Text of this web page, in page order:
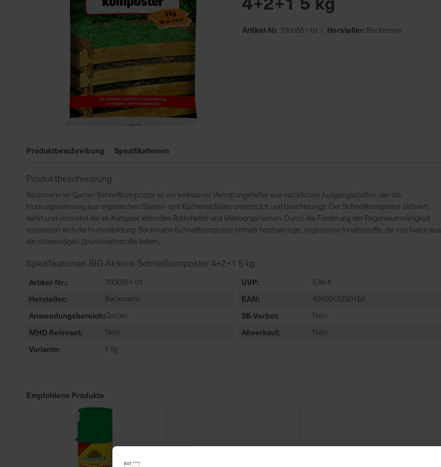
der
springen
Artikel-Nr. 7000551-01 Hersteller: Beckmann
Produktbeschreibung Spezifikationen
Produktbeschreibung
Beckmann im Garten Schnellkomposter ist ein wirksamer Verrottungshelfer aus natürlichen Ausgangsstoffen, der die
Humusgewinnung aus organischen Garten- und Küchenabfällen unterstützt und beschleunigt. Der Schnellkomposter aktiviert,
nährt und vermehrt die im Kompost lebenden Rottehelfer und Mikroorganismen. Durch die Förderung der Regenwurmtätigkeit
verbessert sich die Humusbildung. Beckmann Schnellkomposter enthält hochwertige , organische Inhaltsstoffe, die von Natur aus
die notwendigen Spurennährstoffe liefern.
Spezifikationen BIG Aktions Schnellkomposter 4+2+1 5 kg
Artikel-Nr. 7000551-01 UVP 5,90 €
Hersteller Beckmann EAN 4260015250159
Anwendungsbereich Garten SB-Verbot Nein
MHD Relevant Nein Abverkauf Nein
Variante 5 kg
Empfohlene Produkte